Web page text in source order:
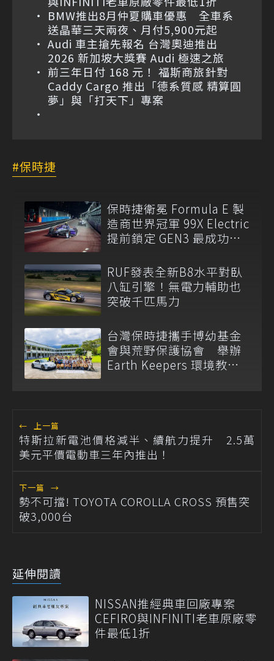
BMW推出8月仲夏購車優惠 全車系
送晶華三天兩夜、月付5,900元起
Audi 車主搶先報名 台灣奧迪推出
2026 新加坡大獎賽 Audi 極速之旅
前三年日付 168 元！ 福斯商旅針對
Caddy Cargo 推出「德系質感 精算圓
夢」與「打天下」專案
保時捷
保時捷衛冕 Formula E 製
造商世界冠軍 99X Electric
提前鎖定 GEN3 最成功賽
RUF發表全新B8水平對臥
八缸引擎！無電力輔助也
突破千匹馬力
台灣保時捷攜手博幼基金
會與荒野保護協會 舉辦
Earth Keepers 環境教育
← 上一篇
特斯拉新電池價格減半、續航力提升 2.5萬
美元平價電動車三年內推出！
下一篇 →
勢不可擋! TOYOTA COROLLA CROSS 預售突
破3,000台
延伸閱讀
NISSAN推經典車回廠專案
CEFIRO與INFINITI老車原廠零
件最低1折